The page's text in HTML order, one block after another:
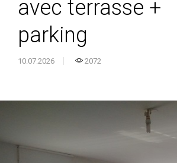
avec terrasse +
parking
10.07.2026 2072